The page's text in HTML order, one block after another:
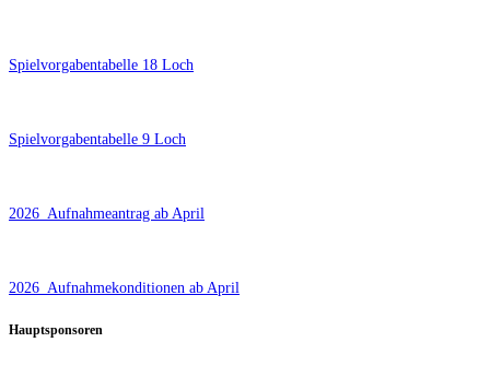
Spielvorgabentabelle 18 Loch
Spielvorgabentabelle 9 Loch
2026_Aufnahmeantrag ab April
2026_Aufnahmekonditionen ab April
Hauptsponsoren